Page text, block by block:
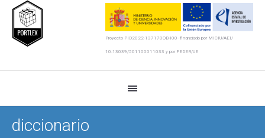
Proyecto PID2022-137170OB-I00- financiado por MICIU/AEI/
10.13039/501100011033 y por FEDER/UE
diccionario